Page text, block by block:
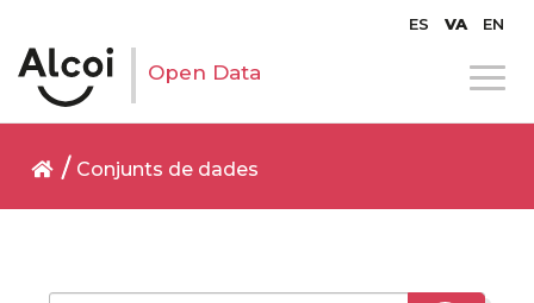
ES VA EN
Open Data
Conjunts de dades